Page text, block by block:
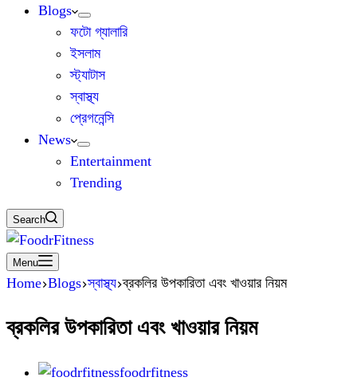
Blogs
ফটো গ্যালারি
ইসলাম
স্ট্যাটাস
স্বাস্থ্য
প্রেগনেন্সি
News
Entertainment
Trending
Search
Menu
Home Blogs স্বাস্থ্য ব্রকলির উপকারিতা এবং খাওয়ার নিয়ম
ব্রকলির উপকারিতা এবং খাওয়ার নিয়ম
foodrfitness